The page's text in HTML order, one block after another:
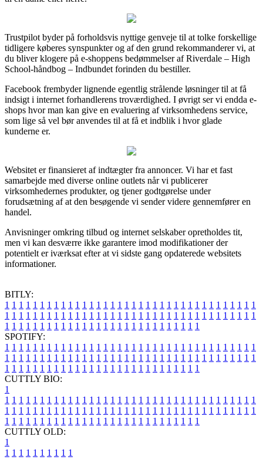
Trustpilot byder på forholdsvis nyttige genveje til at tolke forskellige
tidligere køberes synspunkter og af den grund rekommanderer vi, at
du bliver klogere på e-shoppens bedømmelser af Riverdale – High
School-håndbog – Indbundet forinden du bestiller.
Facebook frembyder lignende egentlig strålende løsninger til at få
indsigt i internet forhandlerens troværdighed. I øvrigt ser vi endda e-
shops hvor man kan give en evaluering af virksomhedens service,
som lige så vel bør anvendes til at få et indblik i hvor glade
kunderne er.
Websitet er finansieret af indtægter fra annoncer. Vi har et fast
samarbejde med diverse online outlets når vi publicerer
virksomhedernes produkter, og tjener godtgørelse under
forudsætning af at den besøgende vi sender videre gennemfører en
handel.
Anvisninger omkring tilbud og internet selskaber opretholdes tit,
men vi kan desværre ikke garantere imod modifikationer der
potentielt er iværksat efter at vi sidste gang opdaterede websitets
informationer.
BITLY:
1 1 1 1 1 1 1 1 1 1 1 1 1 1 1 1 1 1 1 1 1 1 1 1 1 1 1 1 1 1 1 1 1 1 1 1
1 1 1 1 1 1 1 1 1 1 1 1 1 1 1 1 1 1 1 1 1 1 1 1 1 1 1 1 1 1 1 1 1 1 1 1
1 1 1 1 1 1 1 1 1 1 1 1 1 1 1 1 1 1 1 1 1 1 1 1 1 1 1 1
SPOTIFY:
1 1 1 1 1 1 1 1 1 1 1 1 1 1 1 1 1 1 1 1 1 1 1 1 1 1 1 1 1 1 1 1 1 1 1 1
1 1 1 1 1 1 1 1 1 1 1 1 1 1 1 1 1 1 1 1 1 1 1 1 1 1 1 1 1 1 1 1 1 1 1 1
1 1 1 1 1 1 1 1 1 1 1 1 1 1 1 1 1 1 1 1 1 1 1 1 1 1 1 1
CUTTLY BIO:
1
1 1 1 1 1 1 1 1 1 1 1 1 1 1 1 1 1 1 1 1 1 1 1 1 1 1 1 1 1 1 1 1 1 1 1 1
1 1 1 1 1 1 1 1 1 1 1 1 1 1 1 1 1 1 1 1 1 1 1 1 1 1 1 1 1 1 1 1 1 1 1 1
1 1 1 1 1 1 1 1 1 1 1 1 1 1 1 1 1 1 1 1 1 1 1 1 1 1 1 1
CUTTLY OLD:
1
1 1 1 1 1 1 1 1 1 1